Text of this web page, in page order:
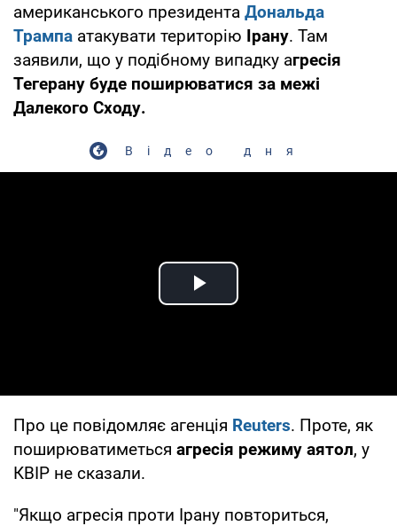
американського президента Дональда
Трампа атакувати територію Ірану. Там
заявили, що у подібному випадку агресія
Тегерану буде поширюватися за межі
Далекого Сходу.
Відео дня
Play Video
Про це повідомляє агенція Reuters. Проте, як
поширюватиметься агресія режиму аятол, у
КВІР не сказали.
"Якщо агресія проти Ірану повториться,